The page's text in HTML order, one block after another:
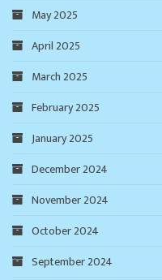
May 2025
April 2025
March 2025
February 2025
January 2025
December 2024
November 2024
October 2024
September 2024